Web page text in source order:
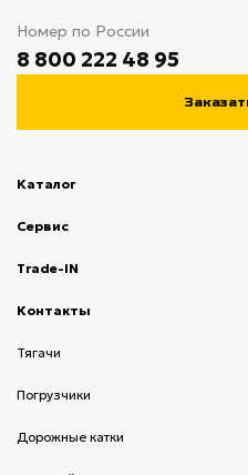
Номер по России
8 800 222 48 95
Каталог
Сервис
Trade-IN
Контакты
Тягачи
Погрузчики
Дорожные катки